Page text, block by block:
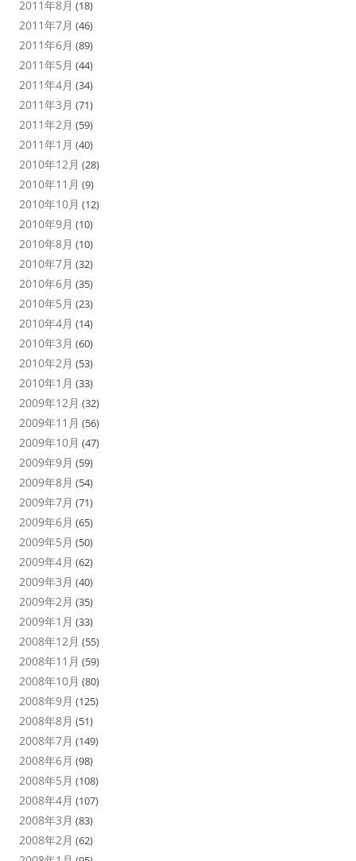
2011年8月 (18)
2011年7月 (46)
2011年6月 (89)
2011年5月 (44)
2011年4月 (34)
2011年3月 (71)
2011年2月 (59)
2011年1月 (40)
2010年12月 (28)
2010年11月 (9)
2010年10月 (12)
2010年9月 (10)
2010年8月 (10)
2010年7月 (32)
2010年6月 (35)
2010年5月 (23)
2010年4月 (14)
2010年3月 (60)
2010年2月 (53)
2010年1月 (33)
2009年12月 (32)
2009年11月 (56)
2009年10月 (47)
2009年9月 (59)
2009年8月 (54)
2009年7月 (71)
2009年6月 (65)
2009年5月 (50)
2009年4月 (62)
2009年3月 (40)
2009年2月 (35)
2009年1月 (33)
2008年12月 (55)
2008年11月 (59)
2008年10月 (80)
2008年9月 (125)
2008年8月 (51)
2008年7月 (149)
2008年6月 (98)
2008年5月 (108)
2008年4月 (107)
2008年3月 (83)
2008年2月 (62)